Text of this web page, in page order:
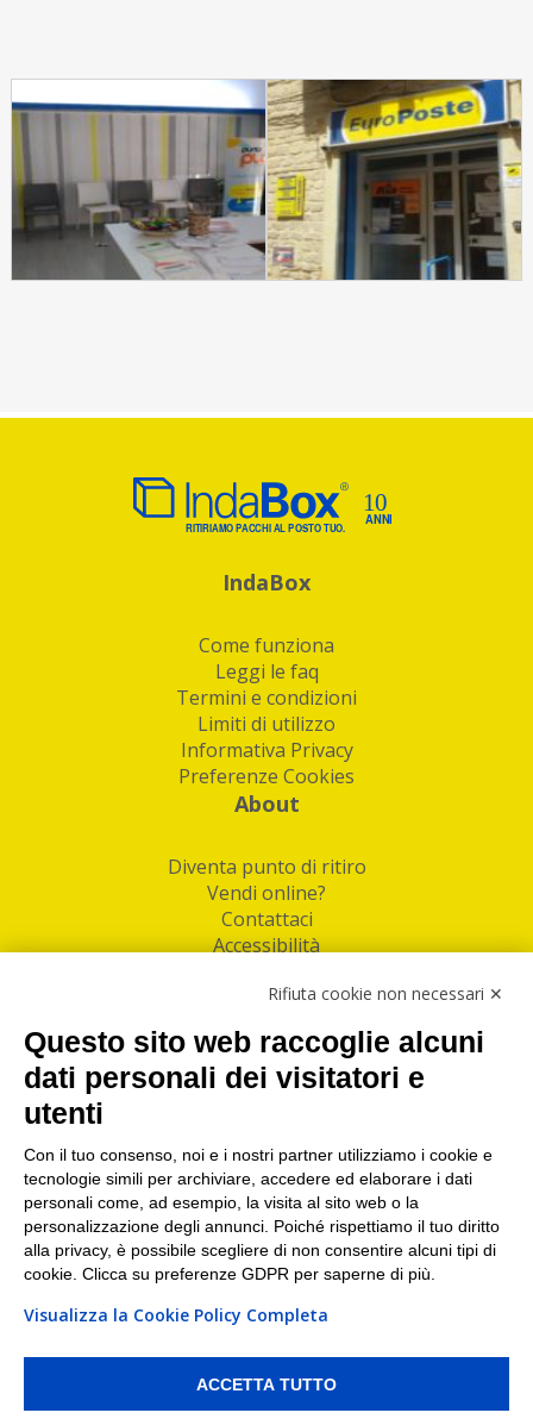
IndaBox
Come funziona
Leggi le faq
Termini e condizioni
Limiti di utilizzo
Informativa Privacy
Preferenze Cookies
About
Diventa punto di ritiro
Vendi online?
Contattaci
Accessibilità
Facebook
Linkedin
I nostri punti di ritiro e spedizione pacchi nelle
maggiori città italiane
Torino|Milano|Roma|Bologna|Firenze| Genova
Napoli|Varese
PI/CF/N°Iscr.: 10821360012 | REA: RM 1494760 | Cap.Soc.: 50.000€ |
Whistleblowing|Privacy |Preferenze Cookies
Rifiuta cookie non necessari ✕
Questo sito web raccoglie alcuni
dati personali dei visitatori e
utenti
Con il tuo consenso, noi e i nostri partner utilizziamo i cookie e
tecnologie simili per archiviare, accedere ed elaborare i dati
personali come, ad esempio, la visita al sito web o la
personalizzazione degli annunci. Poiché rispettiamo il tuo diritto
alla privacy, è possibile scegliere di non consentire alcuni tipi di
cookie. Clicca su preferenze GDPR per saperne di più.
Visualizza la Cookie Policy Completa
ACCETTA TUTTO